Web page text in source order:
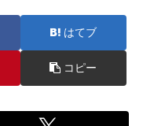
はてブ
コピー